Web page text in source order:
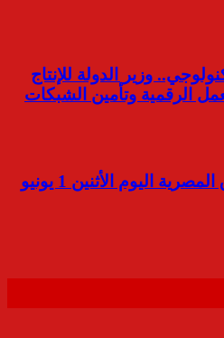
وزير الدولة للإنتاج
الرقمية وتأمين الشبكات
أسعار الذهب فى الأسواق المصرية اليوم الأثنين 1 يونيو